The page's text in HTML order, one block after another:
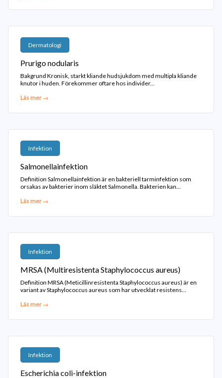
Dermatologi
Prurigo nodularis
Bakgrund Kronisk, starkt kliande hudsjukdom med multipla kliande
knutor i huden. Förekommer oftare hos individer...
Läs mer →
Infektion
Salmonellainfektion
Definition Salmonellainfektion är en bakteriell tarminfektion som
orsakas av bakterier inom släktet Salmonella. Bakterien kan...
Läs mer →
Infektion
MRSA (Multiresistenta Staphylococcus aureus)
Definition MRSA (Meticillinresistenta Staphylococcus aureus) är en
variant av Staphylococcus aureus som har utvecklat resistens...
Läs mer →
Infektion
Escherichia coli-infektion